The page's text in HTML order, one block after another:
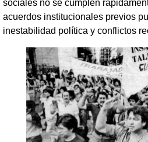
sociales no se cumplen
acuerdos institucionales previos
inestabilidad política y conflictos